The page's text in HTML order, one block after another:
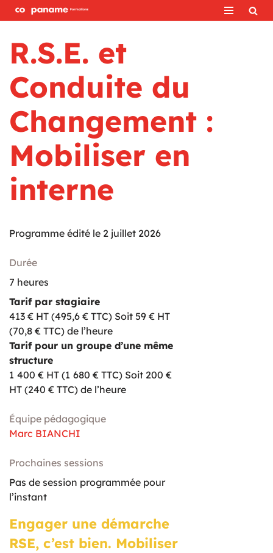
au
contenu
R.S.E. et
Conduite du
Changement :
Mobiliser en
interne
Programme édité le 2 juillet 2026
Durée
7 heures
Tarif par stagiaire
413 € HT (495,6 € TTC) Soit 59 € HT
(70,8 € TTC) de l’heure
Tarif pour un groupe d’une même
structure
1 400 € HT (1 680 € TTC) Soit 200 €
HT (240 € TTC) de l’heure
Équipe pédagogique
Marc BIANCHI
Prochaines sessions
Pas de session programmée pour
l’instant
Engager une démarche
RSE, c’est bien. Mobiliser